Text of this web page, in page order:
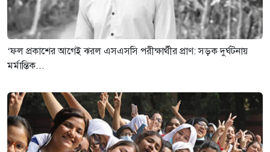
‘ফল প্রকাশের আগেই ঝরল এসএসসি পরীক্ষার্থীর প্রাণ: সড়ক দুর্ঘটনায়
মর্মান্তিক...